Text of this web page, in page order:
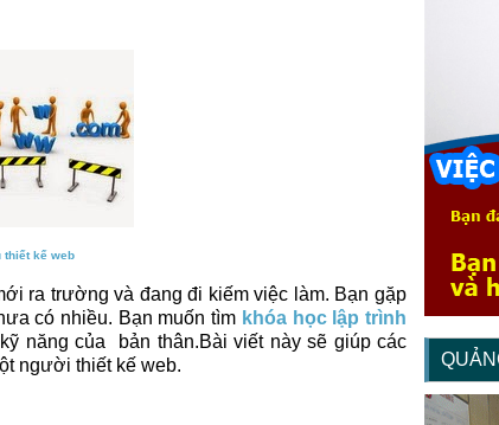
thiết kế web
ra trường và đang đi kiếm việc làm. Bạn gặp
có nhiều. Bạn muốn tìm khóa học lập trình
năng của bản thân.Bài viết này sẽ giúp các
người thiết kế web.